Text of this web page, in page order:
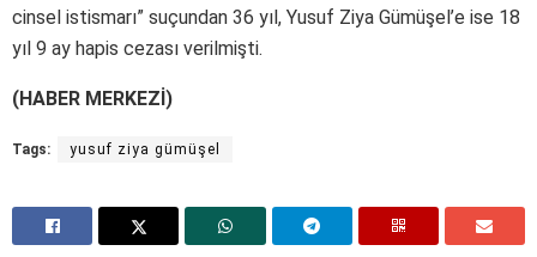
cinsel istismarı” suçundan 36 yıl, Yusuf Ziya Gümüşel’e ise 18
yıl 9 ay hapis cezası verilmişti.
(HABER MERKEZİ)
Tags: yusuf ziya gümüşel